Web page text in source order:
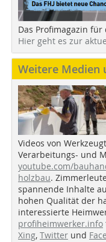
Das Profimagazin
Hier geht es zur
Weitere Medien
Videos von
Verarbeitungs- und
youtube.com/
holzbau.
spannende Inhalte
hohen Qualität der
interessierte
profiheimwerker.info
Xing, Twitter und